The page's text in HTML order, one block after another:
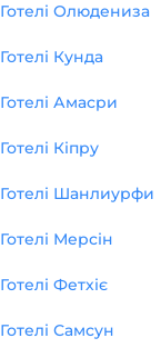
Готелі Олюдениза
Готелі Кунда
Готелі Амасри
Готелі Кіпру
Готелі Шанлиурфи
Готелі Мерсін
Готелі Фетхіє
Готелі Самсун